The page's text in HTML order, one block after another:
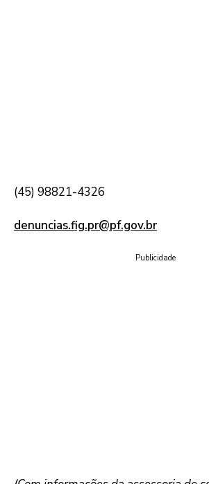
(45) 98821-4326
denuncias.fig.pr@pf.gov.br
Publicidade